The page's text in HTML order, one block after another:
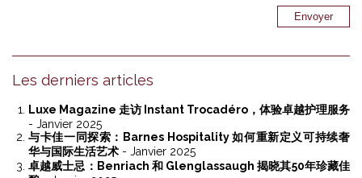
Les derniers articles
Luxe Magazine 走访 Instant Trocadéro，体验卓越护理服务
- Janvier 2025
与卡佳一同探索：Barnes Hospitality 如何重新定义可持续奢
华与国际生活艺术 - Janvier 2025
卓越威士忌：Benriach 和 Glenglassaugh 揭晓其50年珍藏佳